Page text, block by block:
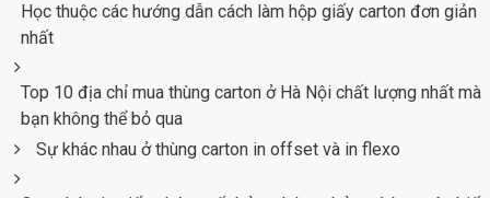
Học thuộc các hướng dẫn cách làm hộp giấy carton đơn giản
nhất
Top 10 địa chỉ mua thùng carton ở Hà Nội chất lượng nhất mà
bạn không thể bỏ qua
Sự khác nhau ở thùng carton in offset và in flexo